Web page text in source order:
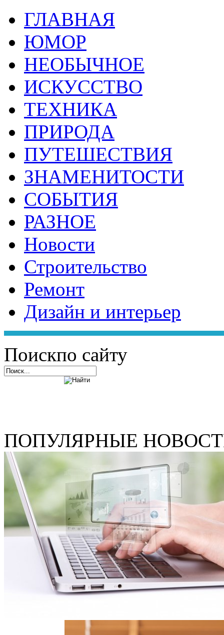
ГЛАВНАЯ
ЮМОР
НЕОБЫЧНОЕ
ИСКУССТВО
ТЕХНИКА
ПРИРОДА
ПУТЕШЕСТВИЯ
ЗНАМЕНИТОСТИ
СОБЫТИЯ
РАЗНОЕ
Новости
Строительство
Ремонт
Дизайн и интерьер
Поискпо сайту
ПОПУЛЯРНЫЕ